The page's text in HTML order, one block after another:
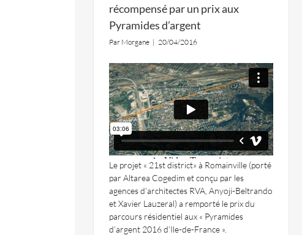
récompensé par un prix aux
Pyramides d’argent
Par Morgane | 20/04/2016
Le projet « 21st district» à Romainville (porté
par Altarea Cogedim et conçu par les
agences d’architectes RVA, Anyoji-Beltrando
et Xavier Lauzeral) a remporté le prix du
parcours résidentiel aux « Pyramides
d’argent 2016 d’Ile-de-France ».